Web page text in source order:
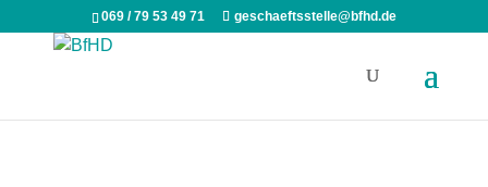
069 / 79 53 49 71 geschaeftsstelle@bfhd.de